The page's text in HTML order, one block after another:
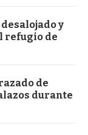
y
refugio de
de
durante